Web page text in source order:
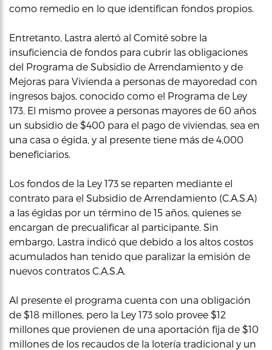
como remedio en lo que identifican fondos propios.
Entretanto, Lastra alertó al Comité sobre la
insuficiencia de fondos para cubrir las obligaciones
del Programa de Subsidio de Arrendamiento y de
Mejoras para Vivienda a personas de mayoredad con
ingresos bajos, conocido como el Programa de Ley
173. El mismo provee a personas mayores de 60 años
un subsidio de $400 para el pago de viviendas, sea en
una casa o égida, y al presente tiene más de 4,000
beneficiarios.
Los fondos de la Ley 173 se reparten mediante el
contrato para el Subsidio de Arrendamiento (C.A.S.A)
a las égidas por un término de 15 años, quienes se
encargan de precualificar al participante. Sin
embargo, Lastra indicó que debido a los altos costos
acumulados han tenido que paralizar la emisión de
nuevos contratos C.A.S.A.
Al presente el programa cuenta con una obligación
de $18 millones, pero la Ley 173 solo provee $12
millones que provienen de una aportación fija de $10
millones de los recaudos de la lotería tradicional y un